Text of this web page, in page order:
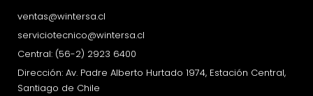
ventas@wintersa.cl
serviciotecnico@wintersa.cl
Central: (56-2) 2923 6400
Dirección: Av. Padre Alberto Hurtado 1974, Estación Central,
Santiago de Chile